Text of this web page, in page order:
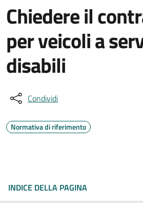
Chiedere il
per veicoli a
disabili
Condividi
Normativa di riferimento
INDICE DELLA PAGINA